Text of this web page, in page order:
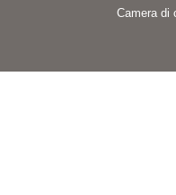
Camera di